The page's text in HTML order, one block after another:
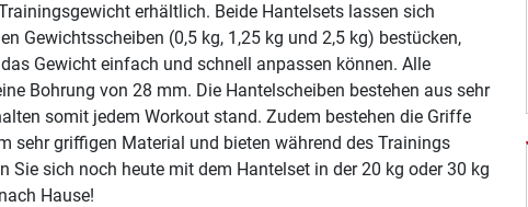
erhältlich. Beide Hantelsets lassen sich
Gewichtsscheiben (0,5 kg, 1,25 kg und 2,5 kg) bestücken,
Gewicht einfach und schnell anpassen können. Alle
Bohrung von 28 mm. Die Hantelscheiben bestehen aus sehr
somit jedem Workout stand. Zudem bestehen die Griffe
sehr griffigen Material und bieten während des Trainings
Sie sich noch heute mit dem Hantelset in der 20 kg oder 30 kg
Hause!